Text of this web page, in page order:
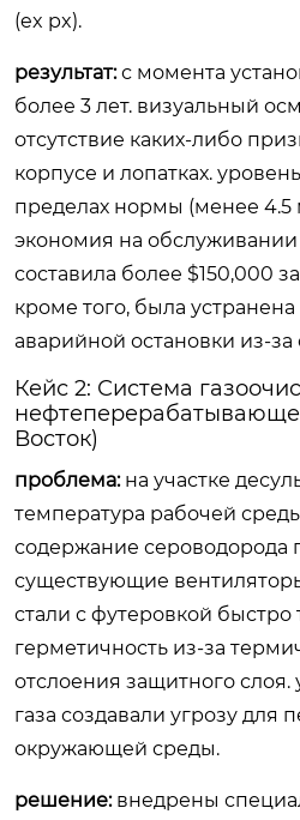
(ex px).
результат:с момента
более 3 лет. визуальный
отсутствие каких-либо
корпусе и лопатках.
пределах нормы (менее 4.5
экономия на обслуживании
составила более $150,000
кроме того, была
аварийной остановки из-за
Кейс 2: Система
Восток)
проблема:на участке
температура рабочей среды
содержание сероводорода
существующие
стали с футеровкой быстро
герметичность из-за
отслоения защитного слоя.
газа создавали угрозу для
окружающей среды.
решение:внедрены